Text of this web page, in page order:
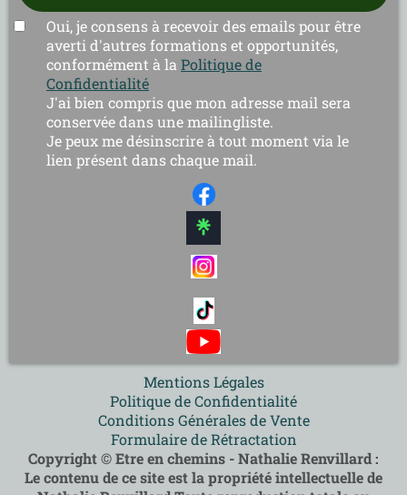
Oui, je consens à recevoir des emails pour être
averti d'autres formations et opportunités,
conformément à la Politique de
Confidentialité
J'ai bien compris que mon adresse mail sera
conservée dans une mailingliste.
Je peux me désinscrire à tout moment via le
lien présent dans chaque mail.
Mentions Légales
Politique de Confidentialité
Conditions Générales de Vente
Formulaire de Rétractation
Copyright © Etre en chemins - Nathalie Renvillard :
Le contenu de ce site est la propriété intellectuelle de